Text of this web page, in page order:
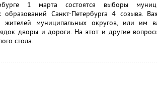
1 марта состоятся выборы
образований Санкт-Петербурга 4 созыва.
жителей муниципальных округов, или им
дворы и дороги. На этот и другие
стола.